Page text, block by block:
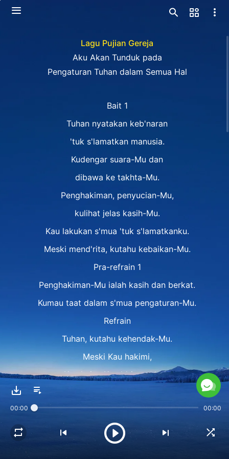
Lagu Pujian Gereja
Aku Akan Tunduk pada
Pengaturan Tuhan dalam Semua Hal
Bait 1
Tuhan nyatakan keb'naran
'tuk s'lamatkan manusia.
Kudengar suara-Mu dan
dibawa ke takhta-Mu.
Penghakiman, penyucian-Mu,
kulihat jelas kasih-Mu.
Kau lakukan s'mua 'tuk s'lamatkanku.
Meski mend'rita, kutahu kebaikan-Mu.
Pra-refrain 1
Penghakiman-Mu ialah kasih dan berkat.
Kumau taat dalam s'mua pengaturan-Mu.
Refrain
Tuhan, kutahu kehendak-Mu.
Meski Kau hakimi,
Kau hajar, Kau b'ri anug'rah,
'tuk menyelamatkan manusia.
Tuhan, Kau sungguh indah,
ku t'lah bertekad setia mengikut-Mu.
00:00 00:00